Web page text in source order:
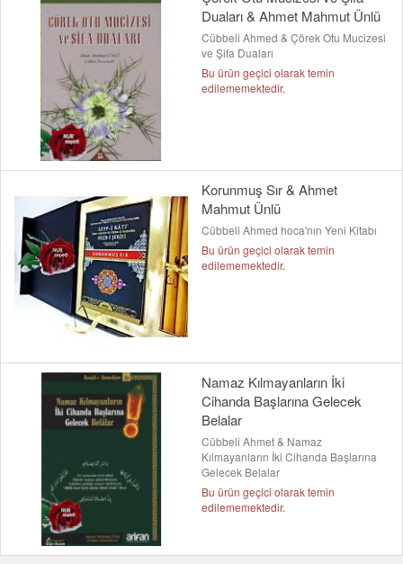
Duaları & Ahmet Mahmut Ünlü
Cübbeli Ahmed & Çörek Otu Mucizesi
ve Şifa Duaları
Bu ürün geçici olarak temin
edilememektedir.
Korunmuş Sır & Ahmet
Mahmut Ünlü
Cübbeli Ahmed hoca'nın Yeni Kitabı
Bu ürün geçici olarak temin
edilememektedir.
Namaz Kılmayanların İki
Cihanda Başlarına Gelecek
Belalar
Cübbeli Ahmet & Namaz
Kılmayanların İki Cihanda Başlarına
Gelecek Belalar
Bu ürün geçici olarak temin
edilememektedir.